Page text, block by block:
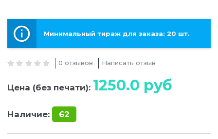
Минимальный тираж для заказа: 20 шт.
0 отзывов Написать отзыв
Цена (без печати): 1250.0 руб
Наличие: 62